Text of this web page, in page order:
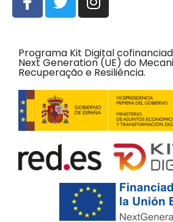
Programa Kit Digital
Next Generation (UE) do
Recuperação e Resiliência.